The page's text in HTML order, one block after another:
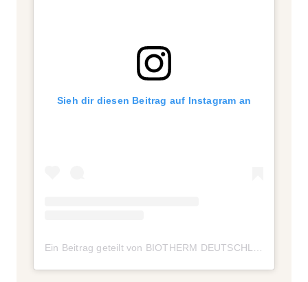
Sieh dir diesen Beitrag auf Instagram an